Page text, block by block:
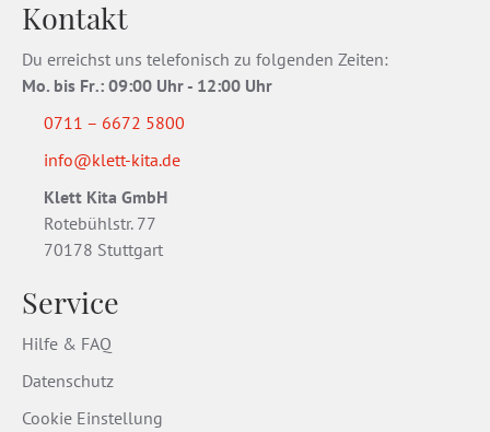
Kontakt
Du erreichst uns telefonisch zu folgenden Zeiten:
Mo. bis Fr.: 09:00 Uhr - 12:00 Uhr
0711 – 6672 5800
info@klett-kita.de
Klett Kita GmbH
Rotebühlstr. 77
70178 Stuttgart
Service
Hilfe & FAQ
Datenschutz
Cookie Einstellung